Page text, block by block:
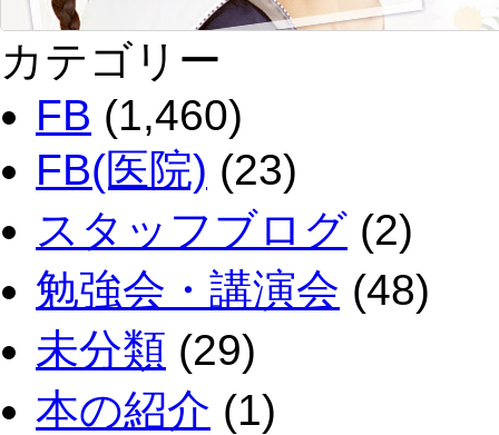
カテゴリー
FB (1,460)
FB(医院) (23)
スタッフブログ (2)
勉強会・講演会 (48)
未分類 (29)
本の紹介 (1)